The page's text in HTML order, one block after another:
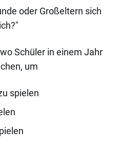
oder Großeltern sich
Schüler in einem Jahr
um
spielen